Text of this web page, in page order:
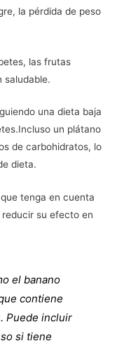
la pérdida de peso
las frutas
saludable.
una dieta baja
un plátano
de carbohidratos, lo
dieta.
tenga en cuenta
su efecto en
el banano
contiene
Puede incluir
si tiene